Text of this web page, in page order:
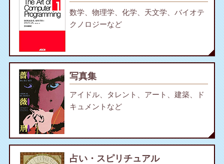
数学、物理学、化学、天文学、バイオテ
クノロジーなど
写真集
アイドル、タレント、アート、建築、ド
キュメントなど
占い・スピリチュアル